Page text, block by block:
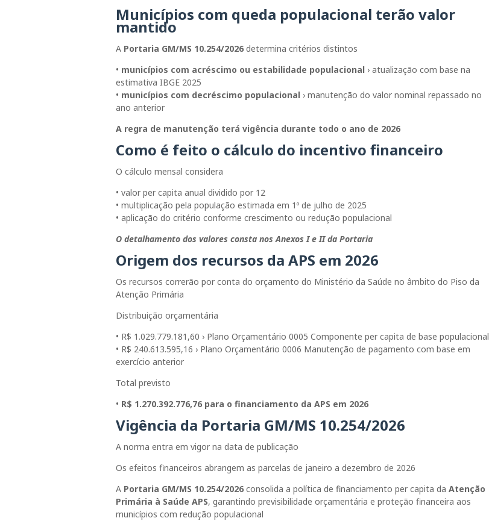
Municípios com queda populacional terão valor
mantido
A Portaria GM/MS 10.254/2026 determina critérios distintos
• municípios com acréscimo ou estabilidade populacional › atualização com base na
estimativa IBGE 2025
• municípios com decréscimo populacional › manutenção do valor nominal repassado no
ano anterior
A regra de manutenção terá vigência durante todo o ano de 2026
Como é feito o cálculo do incentivo financeiro
O cálculo mensal considera
• valor per capita anual dividido por 12
• multiplicação pela população estimada em 1º de julho de 2025
• aplicação do critério conforme crescimento ou redução populacional
O detalhamento dos valores consta nos Anexos I e II da Portaria
Origem dos recursos da APS em 2026
Os recursos correrão por conta do orçamento do Ministério da Saúde no âmbito do Piso da
Atenção Primária
Distribuição orçamentária
• R$ 1.029.779.181,60 › Plano Orçamentário 0005 Componente per capita de base populacional
• R$ 240.613.595,16 › Plano Orçamentário 0006 Manutenção de pagamento com base em
exercício anterior
Total previsto
• R$ 1.270.392.776,76 para o financiamento da APS em 2026
Vigência da Portaria GM/MS 10.254/2026
A norma entra em vigor na data de publicação
Os efeitos financeiros abrangem as parcelas de janeiro a dezembro de 2026
A Portaria GM/MS 10.254/2026 consolida a política de financiamento per capita da Atenção
Primária à Saúde APS, garantindo previsibilidade orçamentária e proteção financeira aos
municípios com redução populacional